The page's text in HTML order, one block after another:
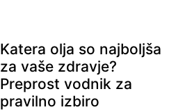
Katera olja so najboljša
za vaše zdravje?
Preprost vodnik za
pravilno izbiro